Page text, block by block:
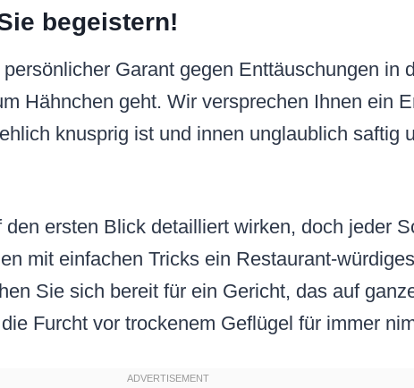
begeistern!
Garant gegen Enttäuschungen in
Hähnchen geht. Wir versprechen Ihnen ein
knusprig ist und innen unglaublich saftig
ersten Blick detailliert wirken, doch jeder
mit einfachen Tricks ein Restaurant-
Sie sich bereit für ein Gericht, das auf
Furcht vor trockenem Geflügel für immer